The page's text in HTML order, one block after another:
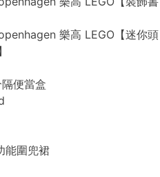
樂高 LEGO【迷你頭
便當盒
能圍兜裙